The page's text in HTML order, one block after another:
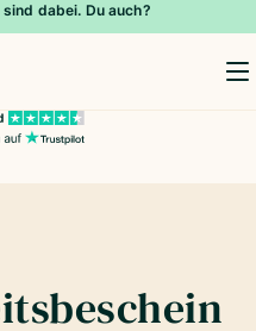
dabei. Du auch?